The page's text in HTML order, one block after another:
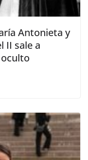
Antonieta y
II sale a